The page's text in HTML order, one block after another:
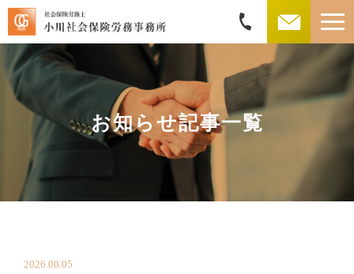
お知らせ記事一覧
2026.08.05